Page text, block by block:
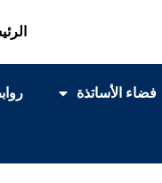
فضاء الأساتذة